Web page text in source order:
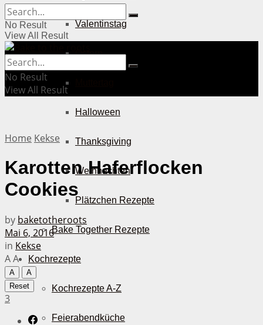
Valentinstag
Ostern
Halloween
Thanksgiving
Weihnachten
Plätzchen Rezepte
Bake Together Rezepte
Kochrezepte
Kochrezepte A-Z
Feierabendküche
No Result
View All Result
No Result
View All Result
Home Kekse
Karotten Haferflocken
Cookies
by baketotheroots
Mai 6, 2016
in Kekse
AA
A
A
Reset
3